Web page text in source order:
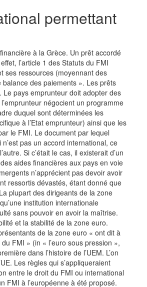
permettant
à la Grèce. Un prêt accordé
l’article 1 des Statuts du FMI
ses ressources (moyennant des
des paiements ». Les prêts
pays emprunteur doit adopter des
négocient un programme
duquel sont déterminées les
à l’Etat emprunteur) ainsi que les
le FMI. Le document par lequel
pas un accord international, ce
Si c’était le cas, il existerait d’un
aides financières aux pays en voie
n’apprécient pas devoir avoir
ressortis dévastés, étant donné que
plupart des dirigeants de la zone
institution internationale
sans pouvoir en avoir la maîtrise.
et la stabilité de la zone euro.
de la zone euro « ont dit à
FMI » (in « l’euro sous pression »,
dans l’histoire de l’UEM. L’on
Les règles qui s’appliqueraient
entre le droit du FMI ou international
FMI à l’européenne à été proposé.